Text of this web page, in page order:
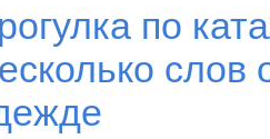
по
слов